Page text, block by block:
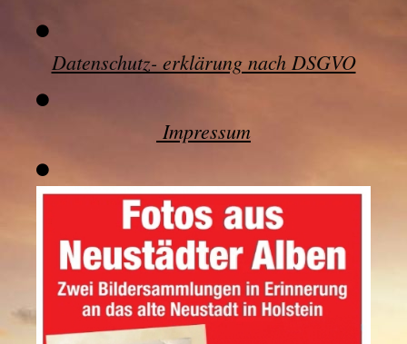
Datenschutz- erklärung nach DSGVO
Impressum